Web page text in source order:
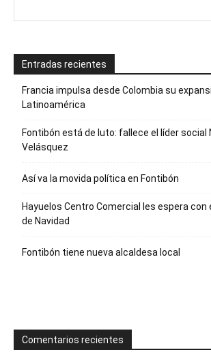
Entradas recientes
Francia impulsa desde Colombia su
Latinoamérica
Fontibón está de luto: fallece el líder social
Velásquez
Así va la movida política en Fontibón
Hayuelos Centro Comercial les espera con
de Navidad
Fontibón tiene nueva alcaldesa local
Comentarios recientes